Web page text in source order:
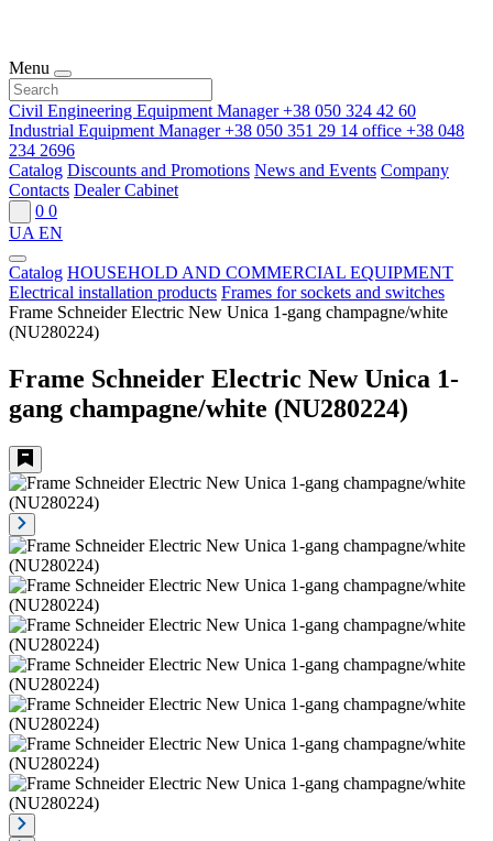
Menu
Civil Engineering Equipment Manager+38 050 324 42 60
Industrial Equipment Manager+38 050 351 29 14 office +38 048
234 2696
Catalog Discounts and Promotions News and Events Company
Contacts Dealer Cabinet
0 0
UA EN
Catalog HOUSEHOLD AND COMMERCIAL EQUIPMENT
Electrical installation products Frames for sockets and switches
Frame Schneider Electric New Unica 1-gang champagne/white
(NU280224)
Frame Schneider Electric New Unica 1-
gang champagne/white (NU280224)